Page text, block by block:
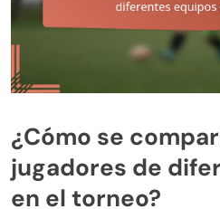
¿Cómo se
jugadores de
en el torneo?